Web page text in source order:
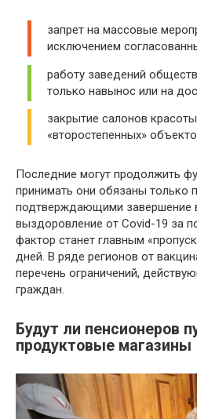
запрет на массовые
исключением
работу заведений
только навынос или на
закрытие салонов
«второстепенных»
Последние могут продолжить
принимать они обязаны только
подтверждающими завершение
выздоровление от Covid-19 за
фактор станет главным
дней. В ряде регионов от
перечень ограничений,
граждан.
Будут ли пенсионеров
продуктовые магазины